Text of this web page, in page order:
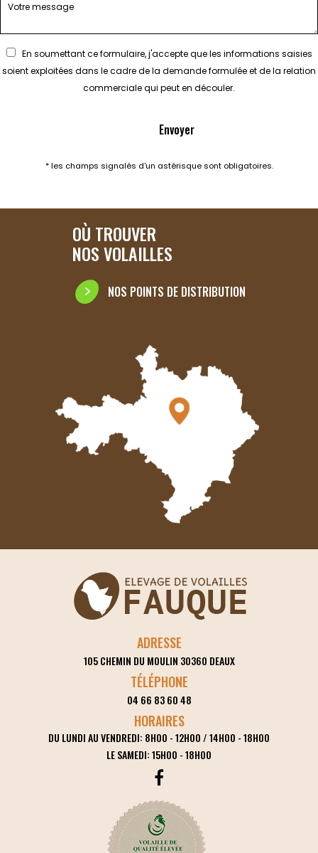
En soumettant ce formulaire, j'accepte que les informations saisies
soient exploitées dans le cadre de la demande formulée et de la relation
commerciale qui peut en découler.
* les champs signalés d'un astérisque sont obligatoires.
OÙ TROUVER
NOS VOLAILLES
NOS POINTS DE DISTRIBUTION
ADRESSE
105 CHEMIN DU MOULIN 30360 DEAUX
TÉLÉPHONE
04 66 83 60 48
HORAIRES
DU LUNDI AU VENDREDI: 8H00 - 12H00 / 14H00 - 18H00
LE SAMEDI: 15H00 - 18H00